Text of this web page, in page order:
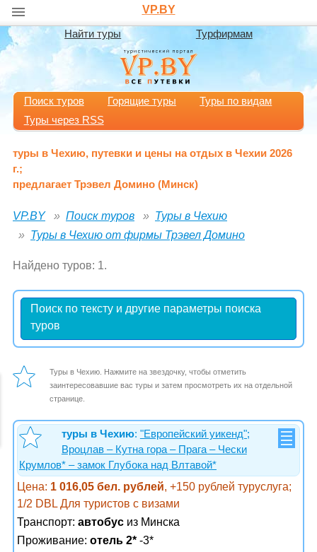
VP.BY
Найти туры Турфирмам
Поиск туров Горящие туры
Туры по видам
Туры через RSS
туры в Чехию, путевки и цены на отдых в Чехии 2026
г.;
предлагает Трэвел Домино (Минск)
VP.BY Поиск туров
Туры в Чехию
Туры в Чехию от фирмы Трэвел Домино
Найдено туров: 1.
Поиск по тексту и другие параметры поиска
туров
Туры в Чехию. Нажмите на звездочку, чтобы отметить
заинтересовавшие вас туры и затем просмотреть их на отдельной
странице.
туры в Чехию: "Европейский уикенд";
Вроцлав – Кутна гора – Прага – Чески
Крумлов* – замок Глубока над Влтавой*
Цена: 1 016,05 бел. рублей, +150 рублей туруслуга;
1/2 DBL Для туристов с визами
Транспорт: автобус из Минска
Проживание: отель 2* -3*